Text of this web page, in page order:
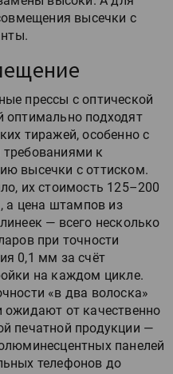
высечки с
прессы с оптической
оптимально подходят
тиражей, особенно с
к
высечки с оттиском.
их стоимость 125–200
а цена штампов из
— всего несколько
при точности
0,1 мм за счёт
на каждом цикле.
«в два волоска»
ожидают от качественно
печатной продукции —
панелей
телефонов до